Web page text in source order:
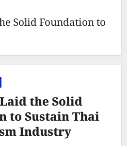
Solid Foundation to
the Solid
to Sustain Thai
Industry